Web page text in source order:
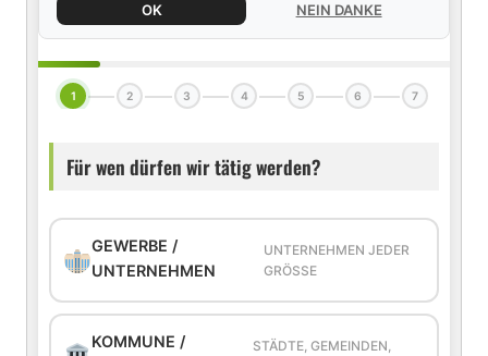
OK NEIN DANKE
1 2 3 4 5 6 7
Für wen dürfen wir tätig werden?
GEWERBE /
UNTERNEHMEN
UNTERNEHMEN JEDER
GRÖSSE
KOMMUNE /
STÄDTE, GEMEINDEN,